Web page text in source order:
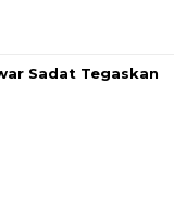
Sadat Tegaskan